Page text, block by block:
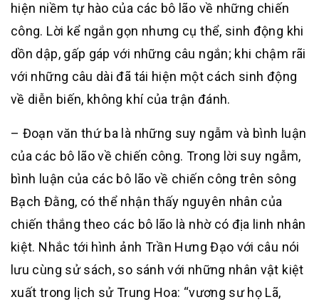
hiện niềm tự hào của các bô lão về những chiến
công. Lời kể ngắn gọn nhưng cụ thể, sinh động khi
dồn dập, gấp gáp với những câu ngắn; khi chậm rãi
với những câu dài đã tái hiện một cách sinh động
về diễn biến, không khí của trận đánh.
– Đoạn văn thứ ba là những suy ngẫm và bình luận
của các bô lão về chiến công. Trong lời suy ngẫm,
bình luận của các bô lão về chiến công trên sông
Bạch Đằng, có thể nhận thấy nguyên nhân của
chiến thắng theo các bô lão là nhờ có địa linh nhân
kiệt. Nhắc tới hình ảnh Trần Hưng Đạo với câu nói
lưu cùng sử sách, so sánh với những nhân vật kiệt
xuất trong lịch sử Trung Hoa: “vương sư họ Lã,